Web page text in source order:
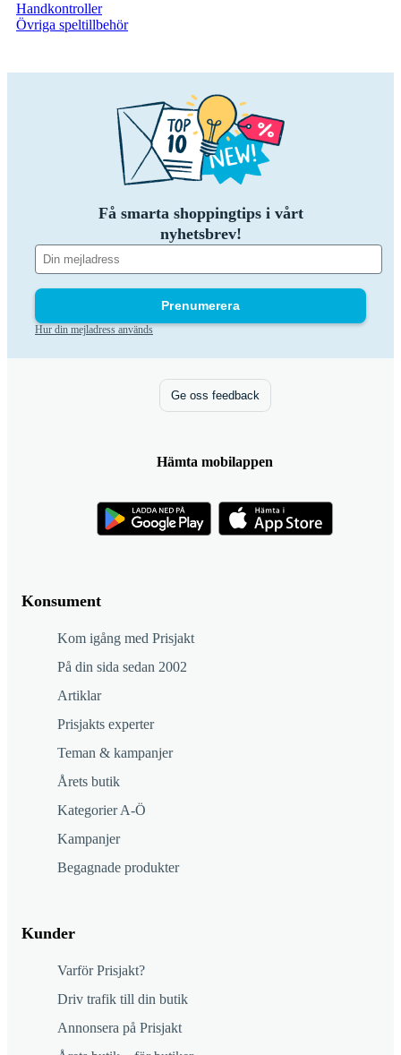
Handkontroller
Övriga speltillbehör
Få smarta shoppingtips i vårt
nyhetsbrev!
Prenumerera
Hur din mejladress används
Konsument
Kom igång med Prisjakt
På din sida sedan 2002
Artiklar
Prisjakts experter
Teman & kampanjer
Årets butik
Kategorier A-Ö
Kampanjer
Begagnade produkter
Kunder
Varför Prisjakt?
Driv trafik till din butik
Annonsera på Prisjakt
Ge oss feedback
Hämta mobilappen